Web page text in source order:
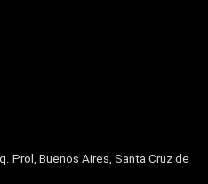
Prol, Buenos Aires, Santa Cruz de